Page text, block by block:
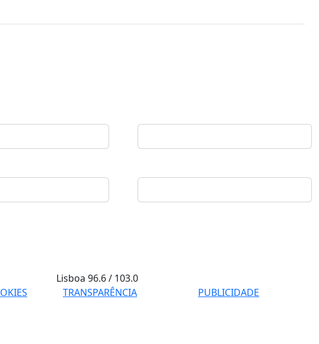
Lisboa96.6 / 103.0
TRANSPARÊNCIA
PUBLICIDADE